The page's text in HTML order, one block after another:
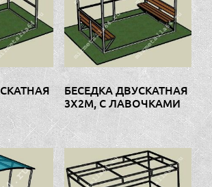
БЕСЕДКА ДВУСКАТНАЯ
3Х2М, С ЛАВОЧКАМИ